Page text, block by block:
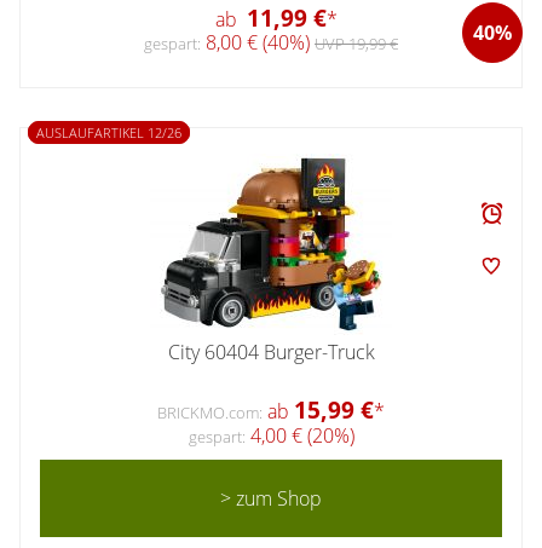
ab 11,99 €* 40%
gespart: 8,00 € (40%) UVP 19,99 €
AUSLAUFARTIKEL 12/26
City 60404 Burger-Truck
BRICKMO.com: ab 15,99 €*
gespart: 4,00 € (20%)
> zum Shop